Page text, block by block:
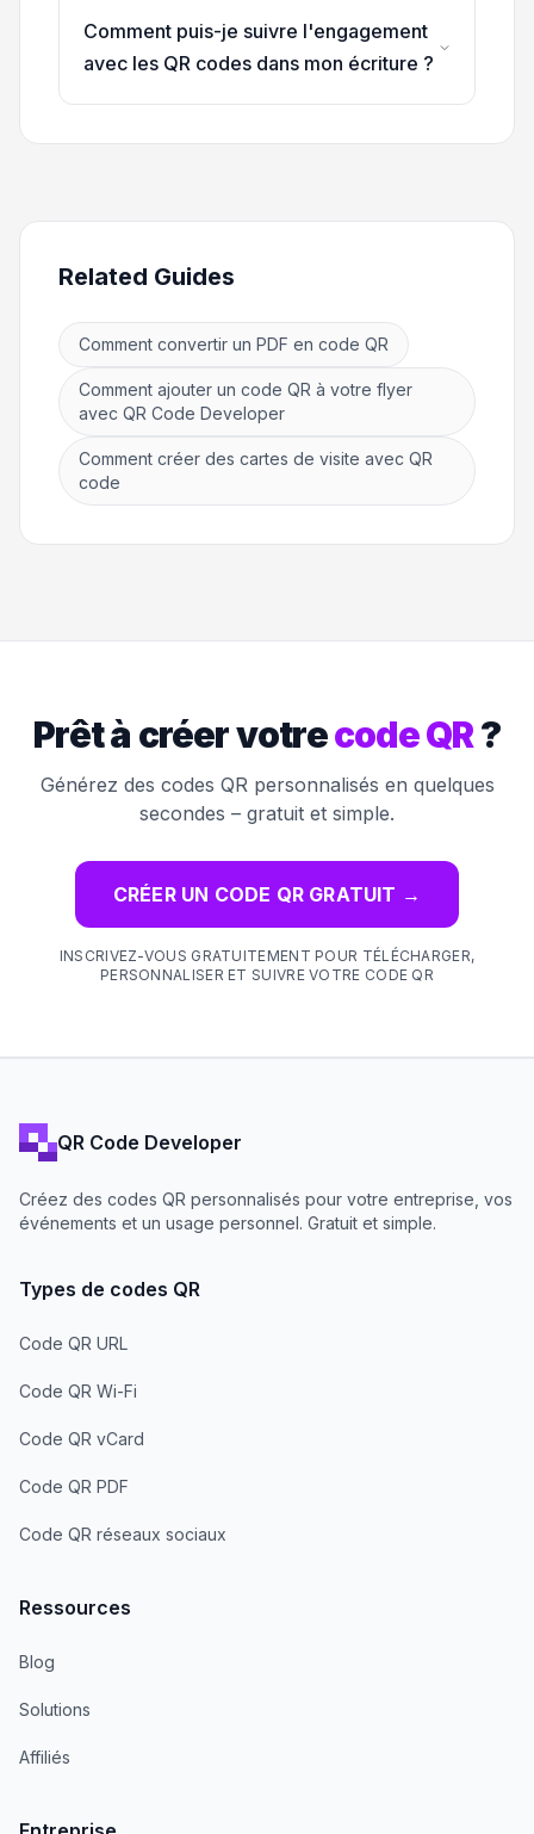
Comment puis-je suivre l'engagement
avec les QR codes dans mon écriture ?
Related Guides
Comment convertir un PDF en code QR
Comment ajouter un code QR à votre flyer
avec QR Code Developer
Comment créer des cartes de visite avec QR
code
Prêt à créer votrecode QR?
Générez des codes QR personnalisés en quelques
secondes – gratuit et simple.
CRÉER UN CODE QR GRATUIT →
INSCRIVEZ-VOUS GRATUITEMENT POUR TÉLÉCHARGER,
PERSONNALISER ET SUIVRE VOTRE CODE QR
QR Code Developer
Créez des codes QR personnalisés pour votre entreprise, vos
événements et un usage personnel. Gratuit et simple.
Types de codes QR
Code QR URL
Code QR Wi-Fi
Code QR vCard
Code QR PDF
Code QR réseaux sociaux
Ressources
Blog
Solutions
Affiliés